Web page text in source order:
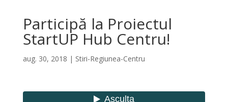
Participă la Proiectul
StartUP Hub Centru!
aug. 30, 2018 | Stiri-Regiunea-Centru